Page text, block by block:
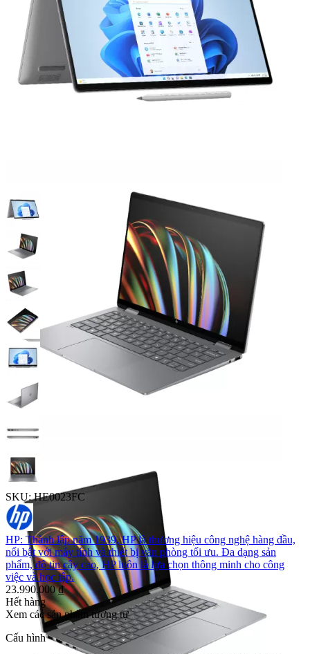
SKU: HE0023FC
HP: Thành lập năm 1939, HP là thương hiệu công nghệ hàng đầu,
nổi bật với máy tính và thiết bị văn phòng tối ưu. Đa dạng sản
phẩm, độ tin cậy cao, HP luôn là lựa chọn thông minh cho công
việc và học tập.
23.990.000 ₫
Hết hàng
Xem các sản phẩm tương tự
Cấu hình